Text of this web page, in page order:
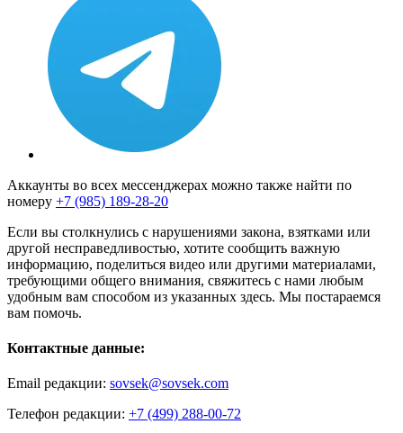
Аккаунты во всех мессенджерах можно также найти по
номеру +7 (985) 189-28-20
Если вы столкнулись с нарушениями закона, взятками или
другой несправедливостью, хотите сообщить важную
информацию, поделиться видео или другими материалами,
требующими общего внимания, свяжитесь с нами любым
удобным вам способом из указанных здесь. Мы постараемся
вам помочь.
Контактные данные:
Email редакции: sovsek@sovsek.com
Телефон редакции: +7 (499) 288-00-72